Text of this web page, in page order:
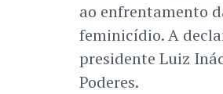
ao enfrentamento
feminicídio. A
presidente Luiz
Poderes.